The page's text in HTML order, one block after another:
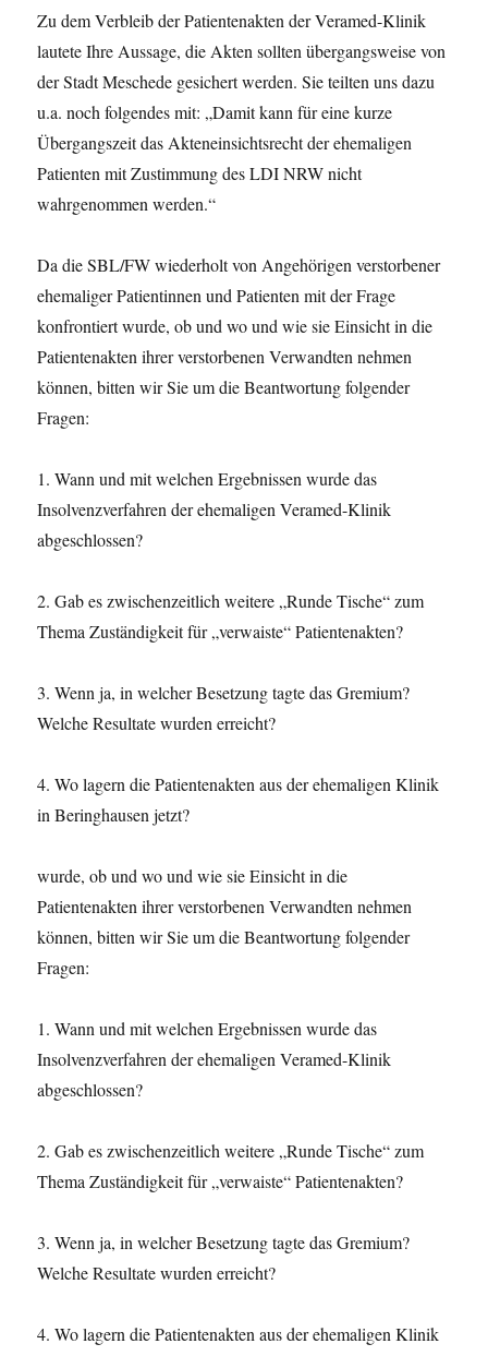
Zu dem Verbleib der Patientenakten der Veramed-Klinik
lautete Ihre Aussage, die Akten sollten übergangsweise von
der Stadt Meschede gesichert werden. Sie teilten uns dazu
u.a. noch folgendes mit: „Damit kann für eine kurze
Übergangszeit das Akteneinsichtsrecht der ehemaligen
Patienten mit Zustimmung des LDI NRW nicht
wahrgenommen werden.“
Da die SBL/FW wiederholt von Angehörigen verstorbener
ehemaliger Patientinnen und Patienten mit der Frage
konfrontiert wurde, ob und wo und wie sie Einsicht in die
Patientenakten ihrer verstorbenen Verwandten nehmen
können, bitten wir Sie um die Beantwortung folgender
Fragen:
1. Wann und mit welchen Ergebnissen wurde das
Insolvenzverfahren der ehemaligen Veramed-Klinik
abgeschlossen?
2. Gab es zwischenzeitlich weitere „Runde Tische“ zum
Thema Zuständigkeit für „verwaiste“ Patientenakten?
3. Wenn ja, in welcher Besetzung tagte das Gremium?
Welche Resultate wurden erreicht?
4. Wo lagern die Patientenakten aus der ehemaligen Klinik
in Beringhausen jetzt?
wurde, ob und wo und wie sie Einsicht in die
Patientenakten ihrer verstorbenen Verwandten nehmen
können, bitten wir Sie um die Beantwortung folgender
Fragen:
1. Wann und mit welchen Ergebnissen wurde das
Insolvenzverfahren der ehemaligen Veramed-Klinik
abgeschlossen?
2. Gab es zwischenzeitlich weitere „Runde Tische“ zum
Thema Zuständigkeit für „verwaiste“ Patientenakten?
3. Wenn ja, in welcher Besetzung tagte das Gremium?
Welche Resultate wurden erreicht?
4. Wo lagern die Patientenakten aus der ehemaligen Klinik